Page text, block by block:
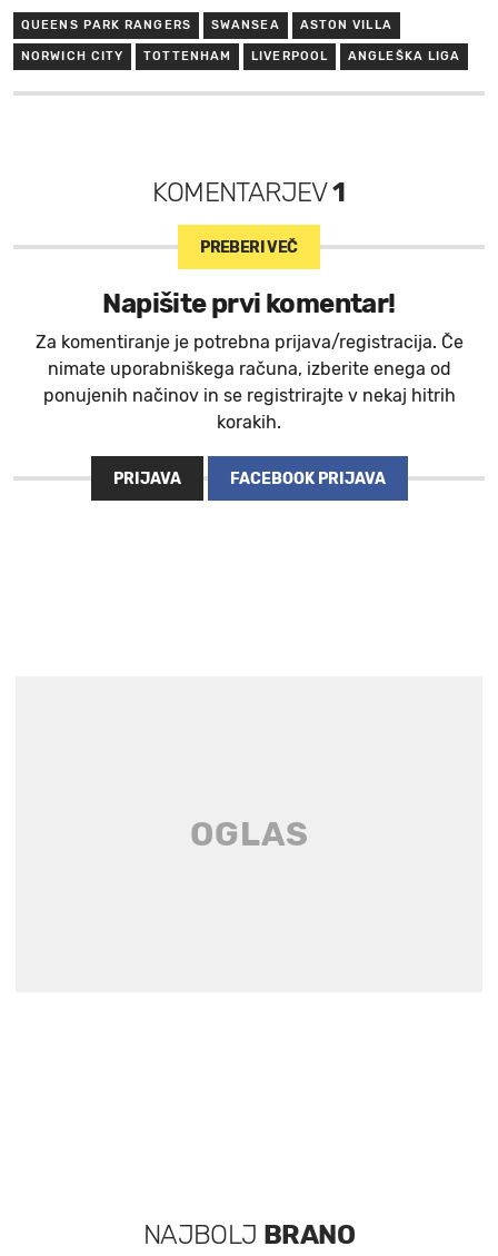
QUEENS PARK RANGERS SWANSEA ASTON VILLA
NORWICH CITY TOTTENHAM LIVERPOOL ANGLEŠKA LIGA
KOMENTARJEV1
PREBERI VEČ
Napišite prvi komentar!
Za komentiranje je potrebna prijava/registracija. Če
nimate uporabniškega računa, izberite enega od
ponujenih načinov in se registrirajte v nekaj hitrih
korakih.
PRIJAVA FACEBOOK PRIJAVA
NAJBOLJ BRANO